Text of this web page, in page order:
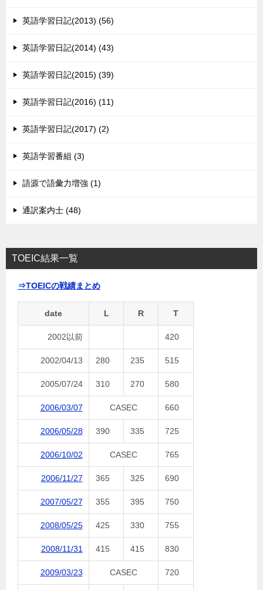
英語学習日記(2013) (56)
英語学習日記(2014) (43)
英語学習日記(2015) (39)
英語学習日記(2016) (11)
英語学習日記(2017) (2)
英語学習番組 (3)
語源で語彙力増強 (1)
通訳案内士 (48)
TOEIC結果一覧
⇒TOEICの戦績まとめ
date L R T
2002以前 420
2002/04/13 280 235 515
2005/07/24 310 270 580
2006/03/07 CASEC 660
2006/05/28 390 335 725
2006/10/02 CASEC 765
2006/11/27 365 325 690
2007/05/27 355 395 750
2008/05/25 425 330 755
2008/11/31 415 415 830
2009/03/23 CASEC 720